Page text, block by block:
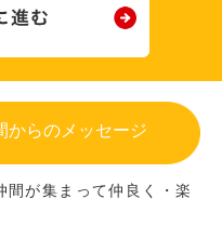
からのメッセージ
間が集まって仲良く・楽